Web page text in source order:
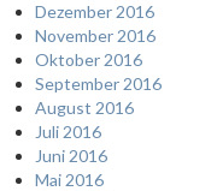
Dezember 2016
November 2016
Oktober 2016
September 2016
August 2016
Juli 2016
Juni 2016
Mai 2016